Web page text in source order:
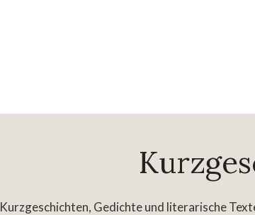
Kurzgeschichten, Gedichte und literarische